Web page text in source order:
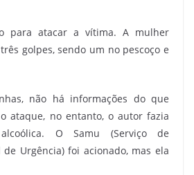
para atacar a vítima. A mulher
golpes, sendo um no pescoço e
não há informações do que
ataque, no entanto, o autor fazia
O Samu (Serviço de
Urgência) foi acionado, mas ela